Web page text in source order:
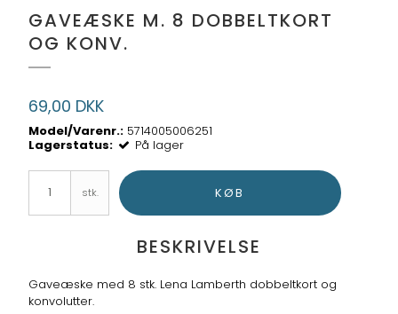
GAVEÆSKE M. 8 DOBBELTKORT
OG KONV.
69,00 DKK
Model/Varenr.: 5714005006251
Lagerstatus:
På lager
stk. KØB
BESKRIVELSE
Gaveæske med 8 stk. Lena Lamberth dobbeltkort og
konvolutter.